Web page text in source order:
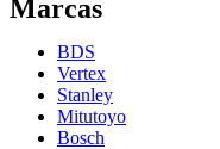
Marcas
BDS
Vertex
Stanley
Mitutoyo
Bosch